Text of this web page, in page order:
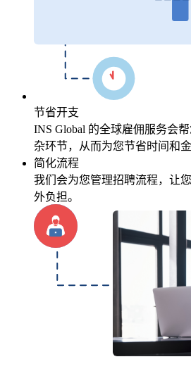
节省开支
INS Global 的全球雇佣服务会
杂环节，从而为您节省时间和金
简化流程
我们会为您管理招聘流程，让
外负担。